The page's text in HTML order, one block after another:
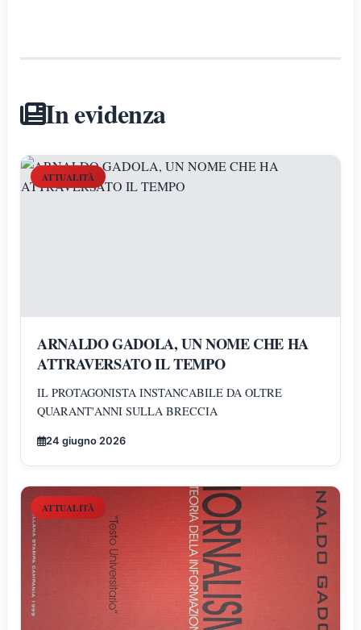
In evidenza
ATTUALITÀ
ARNALDO GADOLA, UN NOME CHE HA
ATTRAVERSATO IL TEMPO
IL PROTAGONISTA INSTANCABILE DA OLTRE
QUARANT'ANNI SULLA BRECCIA
24 giugno 2026
ATTUALITÀ